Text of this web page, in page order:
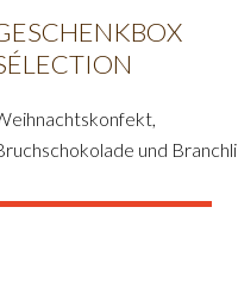
und Branchli